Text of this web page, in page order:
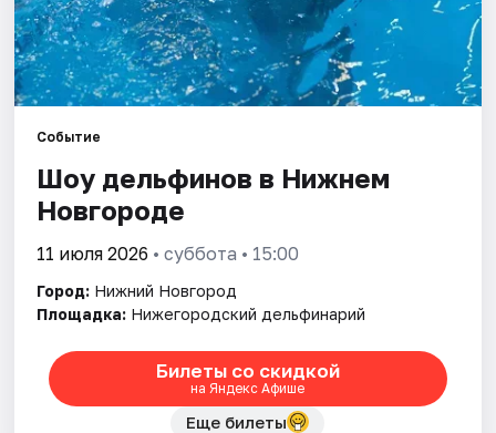
Событие
Шоу дельфинов в Нижнем
Новгороде
11 июля 2026 • суббота • 15:00
Город: Нижний Новгород
Площадка: Нижегородский дельфинарий
Билеты со скидкой
на Яндекс Афише
Еще билеты